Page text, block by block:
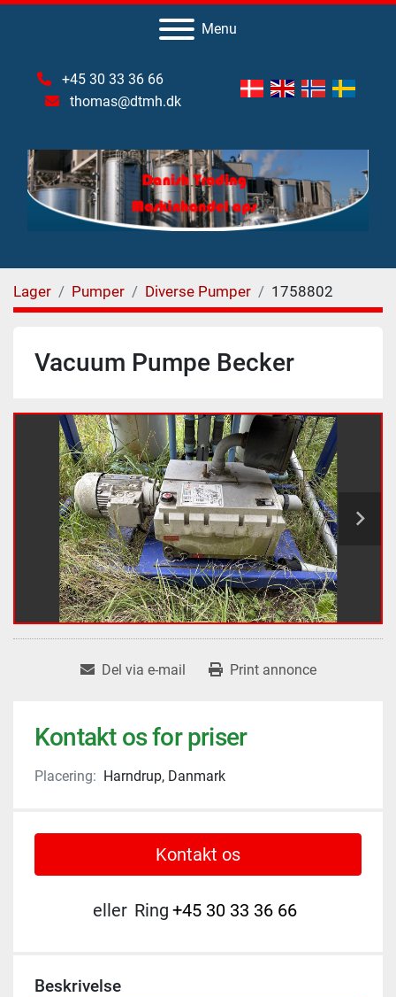
Menu
+45 30 33 36 66
thomas@dtmh.dk
Lager Pumper Diverse Pumper 1758802
Vacuum Pumpe Becker
Del via e-mail Print annonce
Kontakt os for priser
Placering: Harndrup, Danmark
Kontakt os
eller Ring +45 30 33 36 66
Beskrivelse